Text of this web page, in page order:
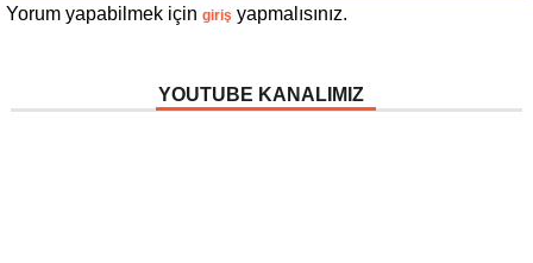
Yorum yapabilmek için giriş yapmalısınız.
YOUTUBE KANALIMIZ